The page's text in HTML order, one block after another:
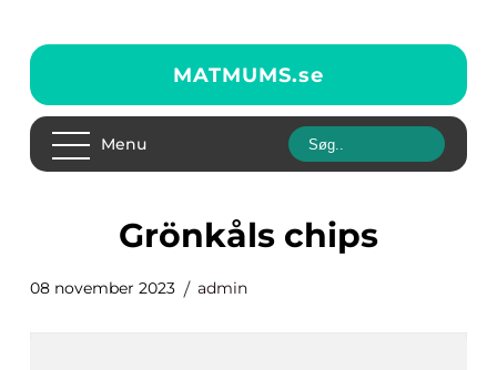
MATMUMS.se
Menu
grönkåls chips
08 november 2023 admin